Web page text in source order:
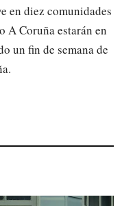
en diez comunidades
A Coruña estarán en
un fin de semana de